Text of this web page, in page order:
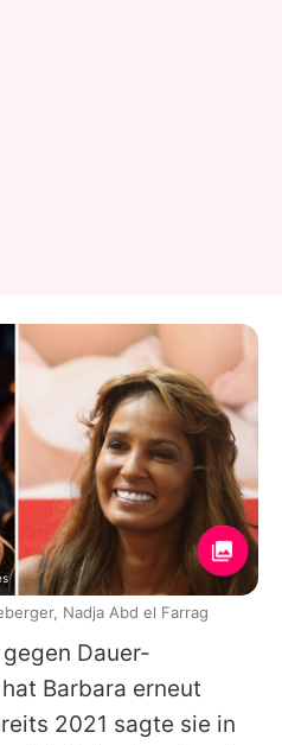
Dauer-
Barbara erneut
2021 sagte sie in
Nadja Abd el Farrag